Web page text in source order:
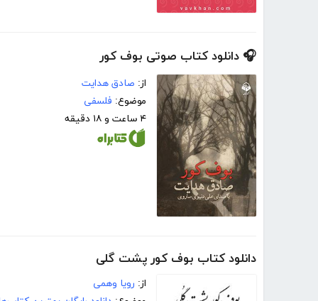
🎧 دانلود کتاب صوتی بوف کور
از: صادق هدایت
موضوع: فلسفی
۴ ساعت و ۱۸ دقیقه
دانلود کتاب بوف کور پشت گلی
از: رویا وهمی